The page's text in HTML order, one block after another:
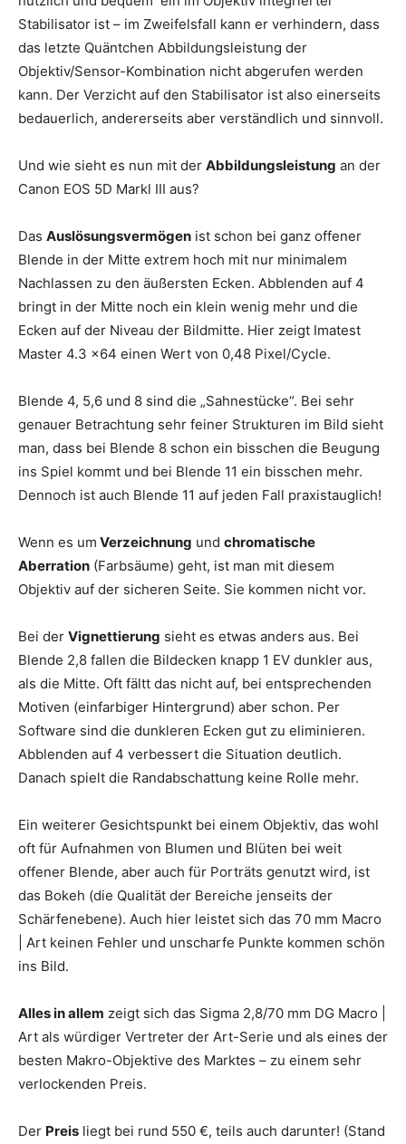
Stabilisator ist – im Zweifelsfall kann er verhindern, dass
das letzte Quäntchen Abbildungsleistung der
Objektiv/Sensor-Kombination nicht abgerufen werden
kann. Der Verzicht auf den Stabilisator ist also einerseits
bedauerlich, andererseits aber verständlich und sinnvoll.
Und wie sieht es nun mit der Abbildungsleistung an der
Canon EOS 5D Markl III aus?
Das Auslösungsvermögen ist schon bei ganz offener
Blende in der Mitte extrem hoch mit nur minimalem
Nachlassen zu den äußersten Ecken. Abblenden auf 4
bringt in der Mitte noch ein klein wenig mehr und die
Ecken auf der Niveau der Bildmitte. Hier zeigt Imatest
Master 4.3 x64 einen Wert von 0,48 Pixel/Cycle.
Blende 4, 5,6 und 8 sind die „Sahnestücke“. Bei sehr
genauer Betrachtung sehr feiner Strukturen im Bild sieht
man, dass bei Blende 8 schon ein bisschen die Beugung
ins Spiel kommt und bei Blende 11 ein bisschen mehr.
Dennoch ist auch Blende 11 auf jeden Fall praxistauglich!
Wenn es um Verzeichnung und chromatische
Aberration (Farbsäume) geht, ist man mit diesem
Objektiv auf der sicheren Seite. Sie kommen nicht vor.
Bei der Vignettierung sieht es etwas anders aus. Bei
Blende 2,8 fallen die Bildecken knapp 1 EV dunkler aus,
als die Mitte. Oft fältt das nicht auf, bei entsprechenden
Motiven (einfarbiger Hintergrund) aber schon. Per
Software sind die dunkleren Ecken gut zu eliminieren.
Abblenden auf 4 verbessert die Situation deutlich.
Danach spielt die Randabschattung keine Rolle mehr.
Ein weiterer Gesichtspunkt bei einem Objektiv, das wohl
oft für Aufnahmen von Blumen und Blüten bei weit
offener Blende, aber auch für Porträts genutzt wird, ist
das Bokeh (die Qualität der Bereiche jenseits der
Schärfenebene). Auch hier leistet sich das 70 mm Macro
| Art keinen Fehler und unscharfe Punkte kommen schön
ins Bild.
Alles in allem zeigt sich das Sigma 2,8/70 mm DG Macro |
Art als würdiger Vertreter der Art-Serie und als eines der
besten Makro-Objektive des Marktes – zu einem sehr
verlockenden Preis.
Der Preis liegt bei rund 550 €, teils auch darunter! (Stand